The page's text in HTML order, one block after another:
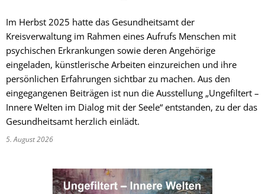
Im Herbst 2025 hatte das Gesundheitsamt der
Kreisverwaltung im Rahmen eines Aufrufs Menschen mit
psychischen Erkrankungen sowie deren Angehörige
eingeladen, künstlerische Arbeiten einzureichen und ihre
persönlichen Erfahrungen sichtbar zu machen. Aus den
eingegangenen Beiträgen ist nun die Ausstellung „Ungefiltert –
Innere Welten im Dialog mit der Seele“ entstanden, zu der das
Gesundheitsamt herzlich einlädt.
5. August 2026